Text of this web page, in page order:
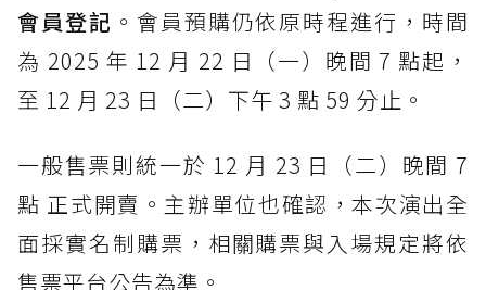
會員登記 。會員預購仍依原時程進行，時間
為 2025 年 12 月 22 日（一）晚間 7 點起，
至 12 月 23 日（二）下午 3 點 59 分止。
一般售票則統一於 12 月 23 日（二）晚間 7
點 正式開賣。主辦單位也確認，本次演出全
面採實名制購票，相關購票與入場規定將依
售票平台公告為準。